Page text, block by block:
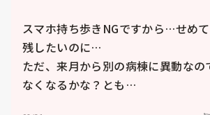
スマホ持ち歩きNGですから…せめ
残したいのに…
ただ、来月から別の病棟に異動なの
なくなるかな？とも…